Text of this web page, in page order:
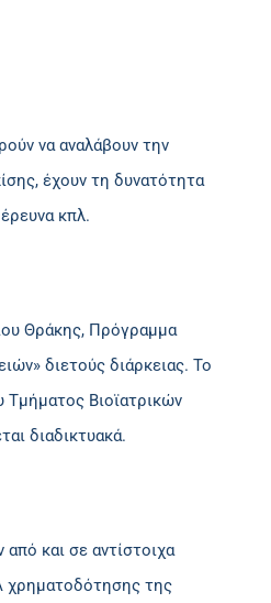
να αναλάβουν την
έχουν τη δυνατότητα
κπλ.
Θράκης, Πρόγραμμα
διετούς διάρκειας. Το
Τμήματος Βιοϊατρικών
διαδικτυακά.
και σε αντίστοιχα
χρηματοδότησης της